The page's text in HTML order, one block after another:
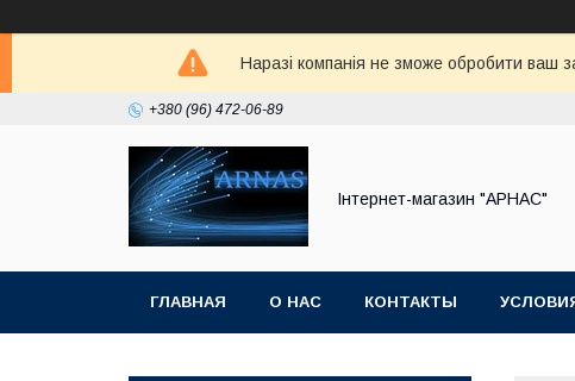
Наразі компанія не зможе обробити ваш
+380 (96) 472-06-89
Інтернет-магазин "АРНАС"
ГЛАВНАЯ О НАС КОНТАКТЫ